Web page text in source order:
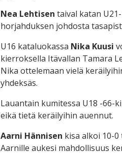
Nea Lehtisen taival katan
horjahduksen johdosta
U16 kataluokassa Nika Kuusi
kierroksella Itävallan Tamara
Nika ottelemaan vielä
yhdeksäs.
Lauantain kumitessa U18 -66-
eikä tietä keräilyihin auennut.
Aarni Hännisen kisa alkoi 10-
Aarnille aukesi mahdollisuus